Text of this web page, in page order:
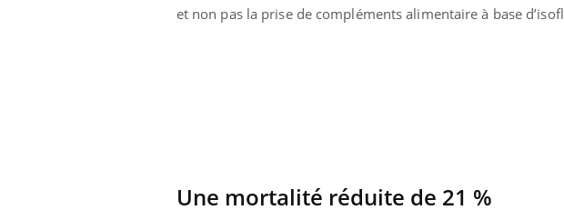
et non pas la prise de compléments alimentaire à base
Une mortalité réduite de 21 %